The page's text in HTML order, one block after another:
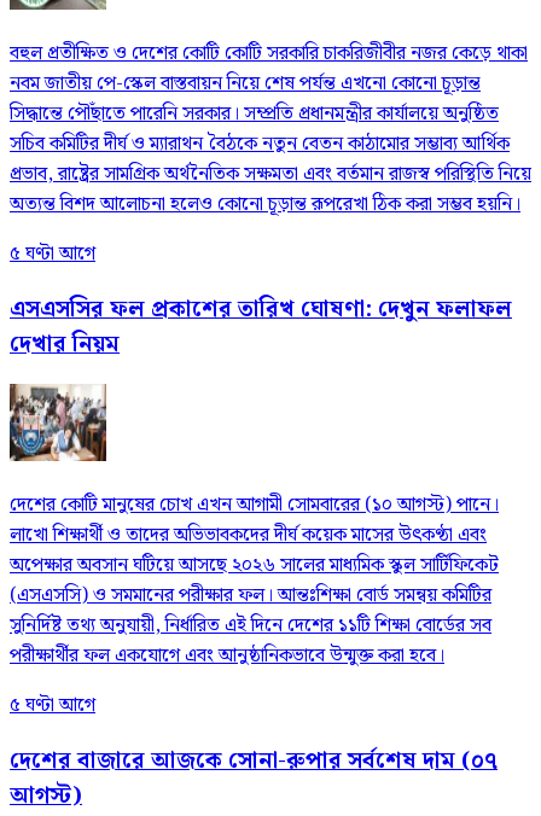
বহুল প্রতীক্ষিত ও দেশের কোটি কোটি সরকারি চাকরিজীবীর নজর কেড়ে থাকা
নবম জাতীয় পে-স্কেল বাস্তবায়ন নিয়ে শেষ পর্যন্ত এখনো কোনো চূড়ান্ত
সিদ্ধান্তে পৌঁছাতে পারেনি সরকার। সম্প্রতি প্রধানমন্ত্রীর কার্যালয়ে অনুষ্ঠিত
সচিব কমিটির দীর্ঘ ও ম্যারাথন বৈঠকে নতুন বেতন কাঠামোর সম্ভাব্য আর্থিক
প্রভাব, রাষ্ট্রের সামগ্রিক অর্থনৈতিক সক্ষমতা এবং বর্তমান রাজস্ব পরিস্থিতি নিয়ে
অত্যন্ত বিশদ আলোচনা হলেও কোনো চূড়ান্ত রূপরেখা ঠিক করা সম্ভব হয়নি।
৫ ঘণ্টা আগে
এসএসসির ফল প্রকাশের তারিখ ঘোষণা: দেখুন ফলাফল
দেখার নিয়ম
দেশের কোটি মানুষের চোখ এখন আগামী সোমবারের (১০ আগস্ট) পানে।
লাখো শিক্ষার্থী ও তাদের অভিভাবকদের দীর্ঘ কয়েক মাসের উৎকণ্ঠা এবং
অপেক্ষার অবসান ঘটিয়ে আসছে ২০২৬ সালের মাধ্যমিক স্কুল সার্টিফিকেট
(এসএসসি) ও সমমানের পরীক্ষার ফল। আন্তঃশিক্ষা বোর্ড সমন্বয় কমিটির
সুনির্দিষ্ট তথ্য অনুযায়ী, নির্ধারিত এই দিনে দেশের ১১টি শিক্ষা বোর্ডের সব
পরীক্ষার্থীর ফল একযোগে এবং আনুষ্ঠানিকভাবে উন্মুক্ত করা হবে।
৫ ঘণ্টা আগে
দেশের বাজারে আজকে সোনা-রুপার সর্বশেষ দাম (০৭
আগস্ট)